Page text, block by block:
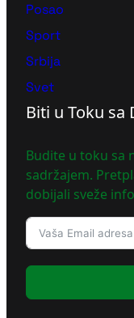
Posao
Sport
Srbija
Svet
Biti u Toku sa
Budite u toku sa
sadržajem.
dobijali sveže